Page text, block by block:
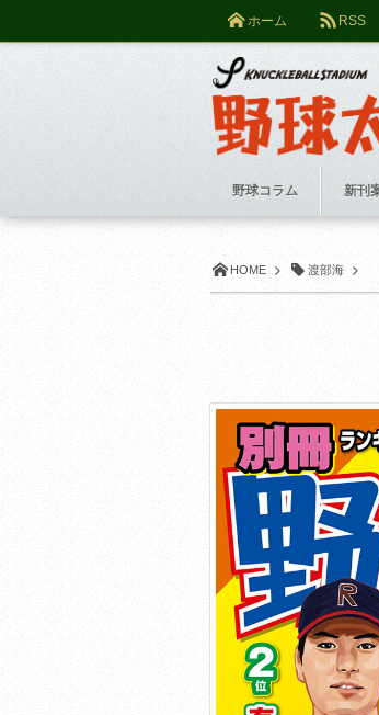
HOME 渡部海
ホーム RSS
野球コラム 新刊